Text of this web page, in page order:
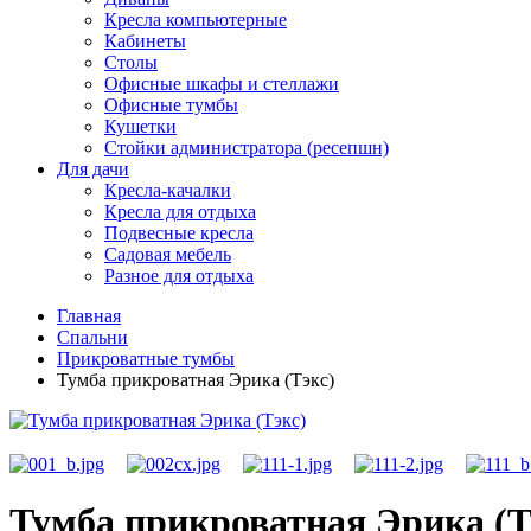
Кресла компьютерные
Кабинеты
Столы
Офисные шкафы и стеллажи
Офисные тумбы
Кушетки
Стойки администратора (ресепшн)
Для дачи
Кресла-качалки
Кресла для отдыха
Подвесные кресла
Садовая мебель
Разное для отдыха
Главная
Спальни
Прикроватные тумбы
Тумба прикроватная Эрика (Тэкс)
Тумба прикроватная Эрика